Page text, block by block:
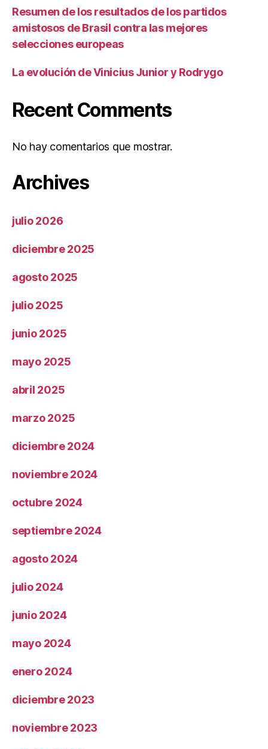
Resumen de los resultados de los partidos
amistosos de Brasil contra las mejores
selecciones europeas
La evolución de Vinicius Junior y Rodrygo
Recent Comments
No hay comentarios que mostrar.
Archives
julio 2026
diciembre 2025
agosto 2025
julio 2025
junio 2025
mayo 2025
abril 2025
marzo 2025
diciembre 2024
noviembre 2024
octubre 2024
septiembre 2024
agosto 2024
julio 2024
junio 2024
mayo 2024
enero 2024
diciembre 2023
noviembre 2023